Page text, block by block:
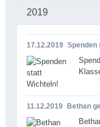
2019
17.12.2019 Spenden
11.12.2019 Bethan